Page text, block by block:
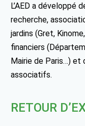
L’AED a développé
recherche,
jardins (Gret,
financiers
Mairie de Paris…) et
associatifs.
RETOUR